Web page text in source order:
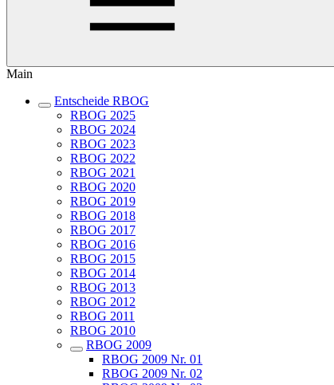
Main
Entscheide RBOG
RBOG 2025
RBOG 2024
RBOG 2023
RBOG 2022
RBOG 2021
RBOG 2020
RBOG 2019
RBOG 2018
RBOG 2017
RBOG 2016
RBOG 2015
RBOG 2014
RBOG 2013
RBOG 2012
RBOG 2011
RBOG 2010
RBOG 2009
RBOG 2009 Nr. 01
RBOG 2009 Nr. 02